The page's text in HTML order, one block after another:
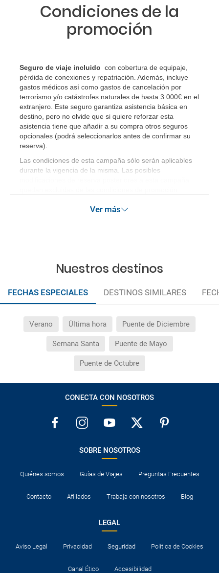
Condiciones de la
promoción
Seguro de viaje incluido con cobertura de equipaje,
pérdida de conexiones y repatriación. Además, incluye
gastos médicos así como gastos de cancelación por
terrorismo y/o catástrofes naturales de hasta 3.000€ en el
extranjero. Este seguro garantiza asistencia básica en
destino, pero no olvide que si quiere reforzar esta
asistencia tiene que añadir a su compra otros seguros
opcionales (podrá seleccionarlos antes de confirmar su
reserva)
Las condiciones de esta campaña sólo serán aplicables
durante la vigencia de la misma. Las posibles
Ver más
Nuestros destinos
FECHAS ESPECIALES DESTINOS SIMILARES
Verano Última hora Puente de Diciembre
Semana Santa Puente de Mayo
Puente de Octubre
CONECTA CON NOSOTROS
SOBRE NOSOTROS
Quiénes somos Guías de Viajes Preguntas Frecuentes
Contacto Afiliados Trabaja con nosotros Blog
LEGAL
Aviso Legal Privacidad Seguridad Política de Cookies
Canal Ético Accesibilidad